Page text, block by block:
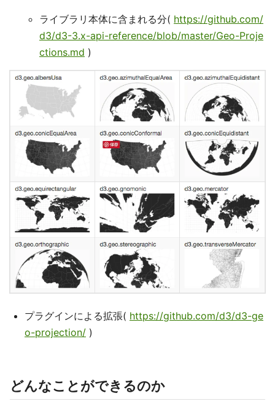
ライブラリ本体に含まれる分( https://github.com/
d3/d3-3.x-api-reference/blob/master/Geo-Proje
ctions.md )
プラグインによる拡張( https://github.com/d3/d3-ge
o-projection/ )
どんなことができるのか